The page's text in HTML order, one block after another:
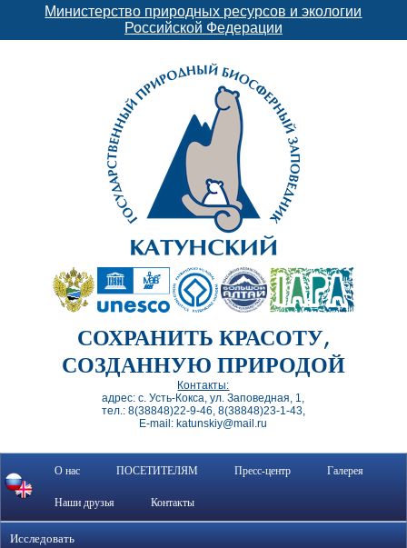
Министерство природных ресурсов и экологии
Российской Федерации
СОХРАНИТЬ КРАСОТУ,
СОЗДАННУЮ ПРИРОДОЙ
Контакты:
адрес: с. Усть-Кокса, ул. Заповедная, 1,
тел.: 8(38848)22-9-46, 8(38848)23-1-43,
E-mail: katunskiy@mail.ru
О нас ПОСЕТИТЕЛЯМ Пресс-центр Галерея
Наши друзья Контакты
Исследовать